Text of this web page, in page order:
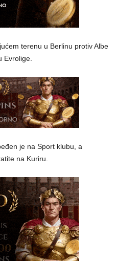
terenu u Berlinu protiv Albe
Evrolige.
je na Sport klubu, a
na Kuriru.